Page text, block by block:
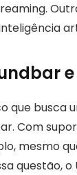
que busca
Com
mesmo
questão,